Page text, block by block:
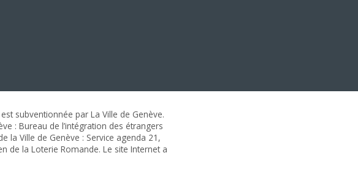
subventionnée par La Ville de Genève.
: Bureau de l’intégration des étrangers
la Ville de Genève : Service agenda 21,
de la Loterie Romande. Le site Internet a